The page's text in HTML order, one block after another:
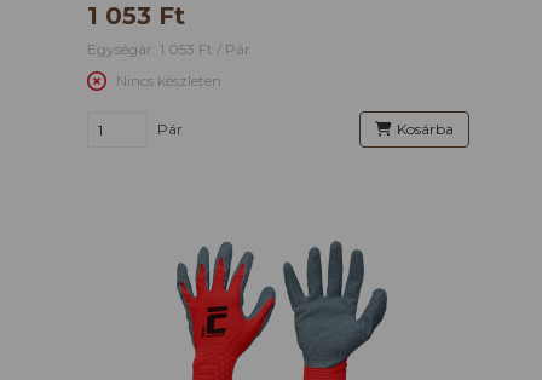
1 053 Ft
Egységár: 1 053 Ft / Pár
Nincs készleten
Pár Kosárba